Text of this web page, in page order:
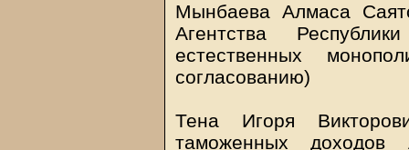
Мынбаева Алмаса
Агентства
естественных
согласованию)
Тена Игоря
таможенных доходов